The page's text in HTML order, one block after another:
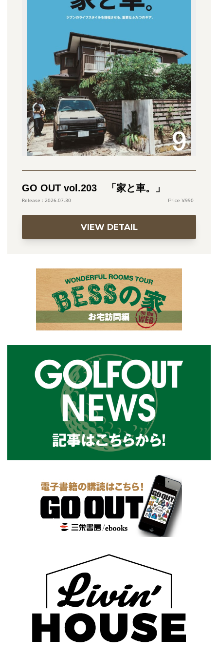
GO OUT vol.203 「家と車。」
2026.07.30 990
VIEW DETAIL